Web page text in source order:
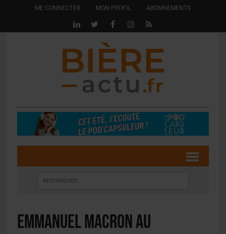
ME CONNECTER MON PROFIL ABONNEMENTS
Emmanuel Macron au